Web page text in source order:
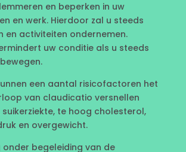
en beperken in uw
en werk. Hierdoor zal u steeds
en activiteiten ondernemen.
uw conditie als u steeds
een aantal risicofactoren het
van claudicatio versnellen
suikerziekte, te hoog cholesterol,
en overgewicht.
onder begeleiding van de